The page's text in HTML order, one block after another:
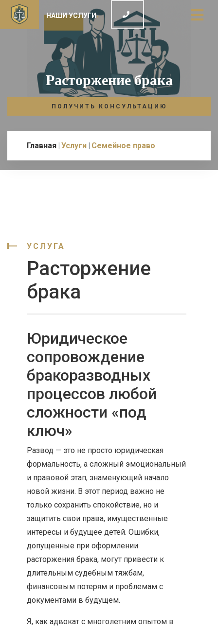
НАШИ УСЛУГИ
Расторжение брака
ПОЛУЧИТЬ КОНСУЛЬТАЦИЮ
Главная Услуги Семейное право
УСЛУГА
Расторжение
брака
Юридическое
сопровождение
бракоразводных
процессов любой
сложности «под
ключ»
Развод — это не просто юридическая
формальность, а сложный эмоциональный
и правовой этап, знаменующий начало
новой жизни. В этот период важно не
только сохранить спокойствие, но и
защитить свои права, имущественные
интересы и будущее детей. Ошибки,
допущенные при оформлении
расторжения брака, могут привести к
длительным судебным тяжбам,
финансовым потерям и проблемам с
документами в будущем.
Я, как адвокат с многолетним опытом в